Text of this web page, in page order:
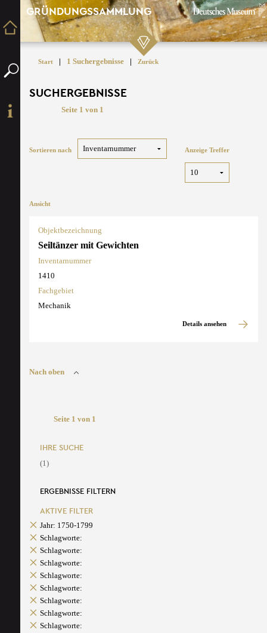
GRÜNDUNGSSAMMLUNG
Start | 1 Suchergebnisse | Zurück
SUCHERGEBNISSE
Seite 1 von 1
Sortieren nach Anzeige Treffer
Ansicht
Objektbezeichnung
Seiltänzer mit Gewichten
Inventarnummer
1410
Fachgebiet
Mechanik
Details ansehen
Nach oben
Seite 1 von 1
IHRE SUCHE
(1)
ERGEBNISSE FILTERN
AKTIVE FILTER
Jahr: 1750-1799
Schlagworte:
Schlagworte:
Schlagworte:
Schlagworte:
Schlagworte:
Schlagworte:
Schlagworte:
Schlagworte: